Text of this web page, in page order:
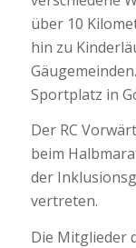
über 10
hin zu
Sportplatz in
Der RC
beim
der
vertreten.
Die Mitglieder